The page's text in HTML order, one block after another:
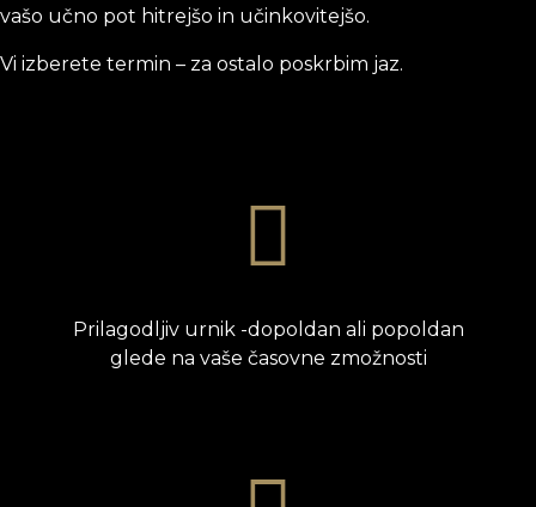
vašo učno pot hitrejšo in učinkovitejšo.
Vi izberete termin – za ostalo poskrbim jaz.
Prilagodljiv urnik -dopoldan ali popoldan
glede na vaše časovne zmožnosti